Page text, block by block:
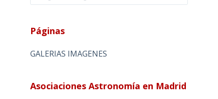
Páginas
GALERIAS IMAGENES
Asociaciones Astronomía en Madrid